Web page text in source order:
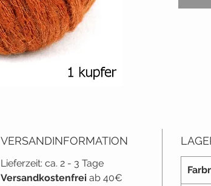
VERSANDINFORMATION
Lieferzeit: ca. 2 - 3 Tage
Versandkostenfrei ab 40€